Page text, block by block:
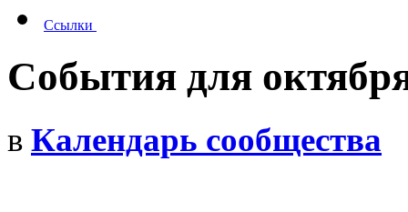
Ссылки
События для
в Календарь сообщества